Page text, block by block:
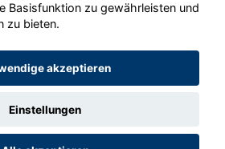
GmbH 2020 - 2026
Basisfunktion zu gewährleisten und
zu bieten.
akzeptieren
Einstellungen